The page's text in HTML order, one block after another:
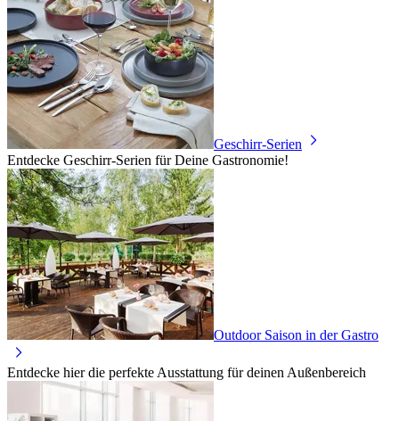
Geschirr-Serien
Entdecke Geschirr-Serien für Deine Gastronomie!
Outdoor Saison in der Gastro
Entdecke hier die perfekte Ausstattung für deinen Außenbereich